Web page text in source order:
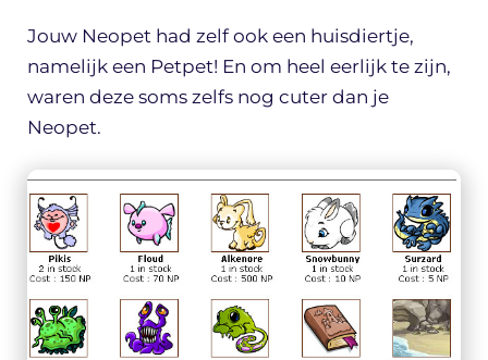
Jouw Neopet had zelf ook een huisdiertje,
namelijk een Petpet! En om heel eerlijk te zijn,
waren deze soms zelfs nog cuter dan je
Neopet.